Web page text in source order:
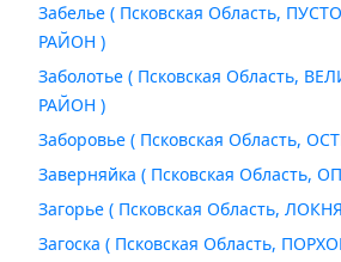
Забелье ( Псковская Область,
РАЙОН )
Заболотье ( Псковская Область,
РАЙОН )
Заборовье ( Псковская Область,
Заверняйка ( Псковская Область,
Загорье ( Псковская Область,
Загоска ( Псковская Область,